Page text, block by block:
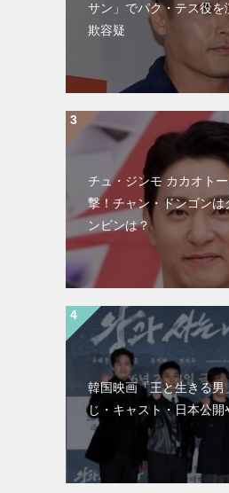
サン」でパク・テス役を
欺容疑
チュ・ジンモ カカオト
撃！チャン・ドンゴンは
ンビンは？
韓国映画「王と生きる男
じ・キャスト・日本公開